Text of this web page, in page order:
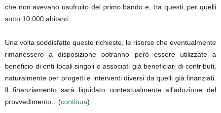
che non avevano usufruito del primo bando e, tra questi, per quelli
sotto 10.000 abitanti.
Una volta soddisfatte queste richieste, le risorse che eventualmente
rimanessero a disposizione potranno però essere utilizzate a
beneficio di enti locali singoli o associati già beneficiari di contributi,
naturalmente per progetti e interventi diversi da quelli già finanziati.
Il finanziamento sarà liquidato contestualmente all’adozione del
provvedimento…(continua)